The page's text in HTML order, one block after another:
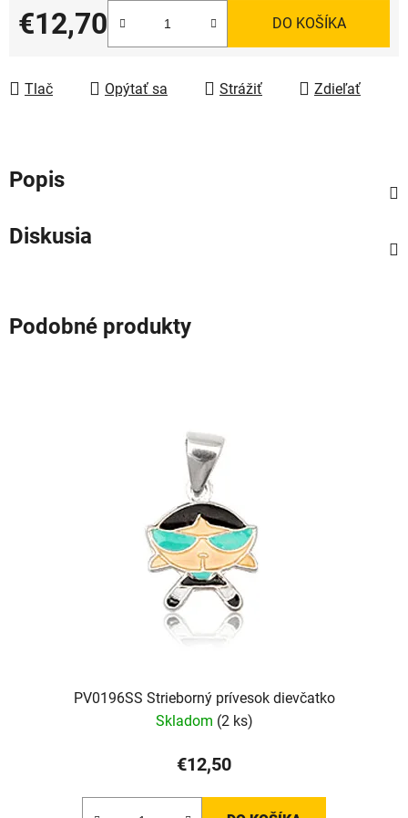
€12,70
Jednotková cena:
DO KOŠÍKA
Tlač Opýtať sa Strážiť Zdieľať
Popis
Diskusia
Podobné produkty
PV0196SS Strieborný prívesok dievčatko
Skladom (2 ks)
€12,50